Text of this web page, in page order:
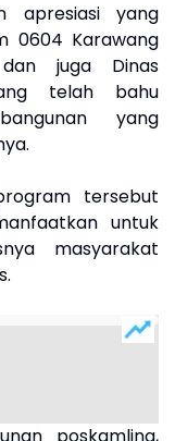
apresiasi yang
0604 Karawang
juga Dinas
telah bahu
yang
tersebut
untuk
masyarakat